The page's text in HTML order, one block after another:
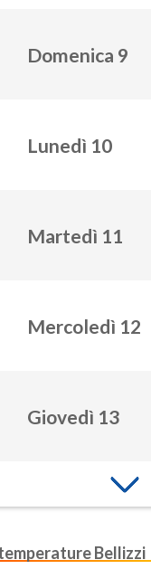
Domenica 9
Lunedì 10
Martedì 11
Mercoledì 12
Giovedì 13
Bellizzi